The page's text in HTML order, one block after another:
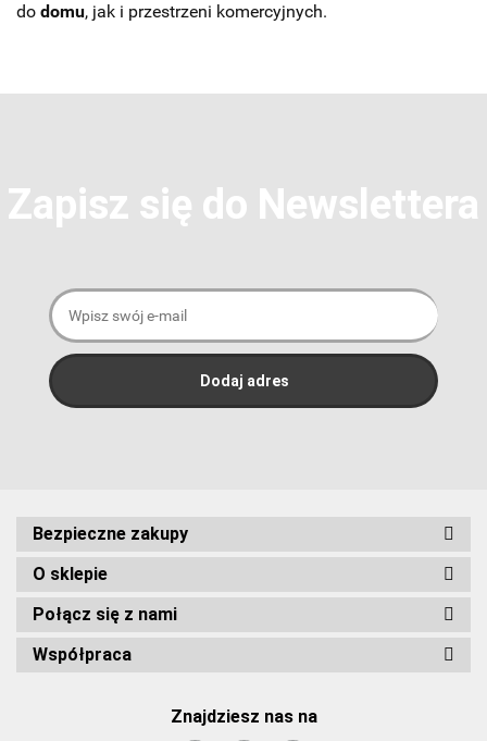
do domu, jak i przestrzeni komercyjnych.
Zapisz się do Newslettera
Bezpieczne zakupy
O sklepie
Połącz się z nami
Współpraca
Znajdziesz nas na